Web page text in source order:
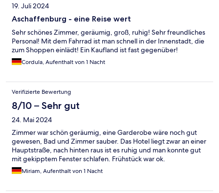
19. Juli 2024
Aschaffenburg - eine Reise wert
Sehr schönes Zimmer, geräumig, groß, ruhig! Sehr freundliches
Personal! Mit dem Fahrrad ist man schnell in der Innenstadt, die
zum Shoppen einlädt! Ein Kaufland ist fast gegenüber!
Cordula, Aufenthalt von 1 Nacht
Verifizierte Bewertung
8/10 – Sehr gut
24. Mai 2024
Zimmer war schön geräumig, eine Garderobe wäre noch gut
gewesen, Bad und Zimmer sauber. Das Hotel liegt zwar an einer
Hauptstraße, nach hinten raus ist es ruhig und man konnte gut
mit gekipptem Fenster schlafen. Frühstück war ok.
Miriam, Aufenthalt von 1 Nacht